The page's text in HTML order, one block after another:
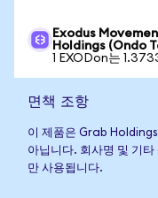
Exodus
Holdings (Ondo
1 EXODon는
면책 조항
이 제품은 Grab Holdings
아닙니다. 회사명 및 기
만 사용됩니다.